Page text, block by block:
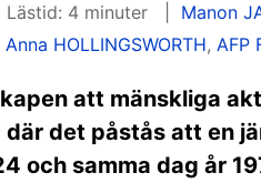
Lästid: 4 minuter Manon
Anna HOLLINGSWORTH, AFP
att mänskliga
det påstås att en
och samma dag år